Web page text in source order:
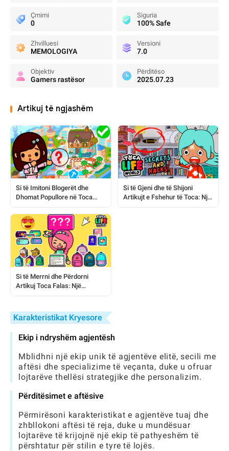
Çmimi
0
Siguria
100% Safe
Zhvilluesi
MEMOLOGIYA
Versioni
7.0
Objektiv
Gamers rastësor
Përditëso
2025.07.23
Artikuj të ngjashëm
Si të Imitoni Blogerët dhe
Dhomat Popullore në Toca
Si të Gjeni dhe të Shijoni
Artikujt e Fshehur të Toca: Një
Si të Merrni dhe Përdorni
Artikuj Toca Falas: Një
Karakteristikat Kryesore
Ekip i ndryshëm agjentësh
Mblidhni një ekip unik të agjentëve elitë, secili me
aftësi dhe specializime të veçanta, duke u ofruar
lojtarëve thellësi strategjike dhe personalizim.
Përditësimet e aftësive
Përmirësoni karakteristikat e agjentëve tuaj dhe
zhbllokoni aftësi të reja, duke u mundësuar
lojtarëve të krijojnë një ekip të pathyeshëm të
përshtatur për stilin e tyre të lojës.